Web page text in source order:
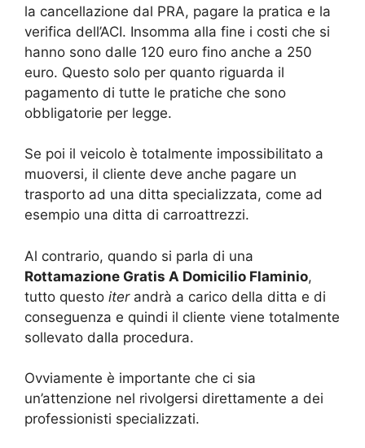
la cancellazione dal PRA, pagare la pratica e la
verifica dell’ACI. Insomma alla fine i costi che si
hanno sono dalle 120 euro fino anche a 250
euro. Questo solo per quanto riguarda il
pagamento di tutte le pratiche che sono
obbligatorie per legge.
Se poi il veicolo è totalmente impossibilitato a
muoversi, il cliente deve anche pagare un
trasporto ad una ditta specializzata, come ad
esempio una ditta di carroattrezzi.
Al contrario, quando si parla di una
Rottamazione Gratis A Domicilio Flaminio,
tutto questo iterandrà a carico della ditta e di
conseguenza e quindi il cliente viene totalmente
sollevato dalla procedura.
Ovviamente è importante che ci sia
un’attenzione nel rivolgersi direttamente a dei
professionisti specializzati.